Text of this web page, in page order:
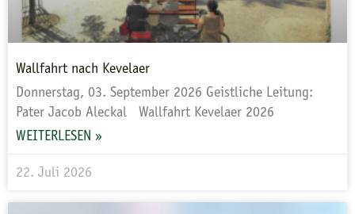
Wallfahrt nach Kevelaer
Donnerstag, 03. September 2026 Geistliche Leitung:
Pater Jacob Aleckal Wallfahrt Kevelaer 2026
WEITERLESEN »
22. Juli 2026